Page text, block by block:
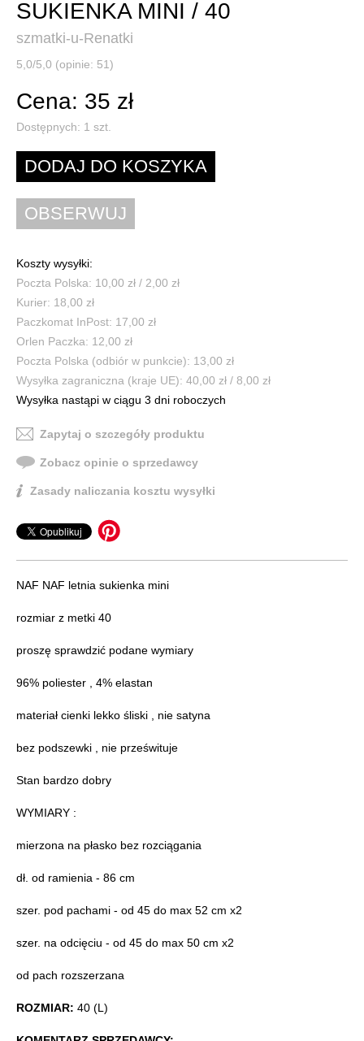
SUKIENKA MINI / 40
szmatki-u-Renatki
5,0/5,0 (opinie: 51)
Cena: 35 zł
Dostępnych: 1 szt.
Koszty wysyłki:
Poczta Polska: 10,00 zł / 2,00 zł
Kurier: 18,00 zł
Paczkomat InPost: 17,00 zł
Orlen Paczka: 12,00 zł
Poczta Polska (odbiór w punkcie): 13,00 zł
Wysyłka zagraniczna (kraje UE): 40,00 zł / 8,00 zł
Wysyłka nastąpi w ciągu 3 dni roboczych
Zapytaj o szczegóły produktu
Zobacz opinie o sprzedawcy
Zasady naliczania kosztu wysyłki
NAF NAF letnia sukienka mini
rozmiar z metki 40
proszę sprawdzić podane wymiary
96% poliester , 4% elastan
materiał cienki lekko śliski , nie satyna
bez podszewki , nie prześwituje
Stan bardzo dobry
WYMIARY :
mierzona na płasko bez rozciągania
dł. od ramienia - 86 cm
szer. pod pachami - od 45 do max 52 cm x2
szer. na odcięciu - od 45 do max 50 cm x2
od pach rozszerzana
ROZMIAR: 40 (L)